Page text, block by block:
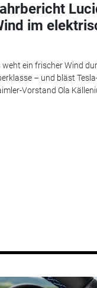
im
weht ein frischer Wind
– und bläst
Vorstand Ola